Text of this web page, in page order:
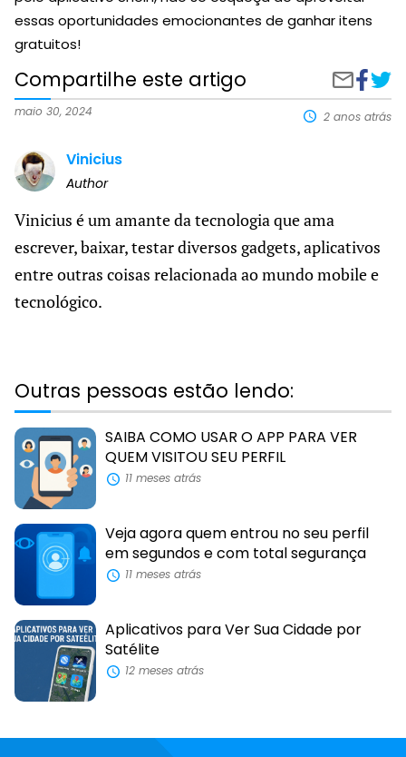
maio 30, 2024 2 anos atrás
essas oportunidades emocionantes de ganhar itens
gratuitos!
Compartilhe este artigo
por
e-
no para
roupa
Vinicius
Author
Vinicius é um amante da tecnologia que ama
escrever, baixar, testar diversos gadgets, aplicativos
entre outras coisas relacionada ao mundo mobile e
tecnológico.
Outras pessoas estão lendo:
SAIBA COMO USAR O APP PARA VER
QUEM VISITOU SEU PERFIL
11 meses atrás
Veja agora quem entrou no seu perfil
em segundos e com total segurança
11 meses atrás
Aplicativos para Ver Sua Cidade por
Satélite
12 meses atrás